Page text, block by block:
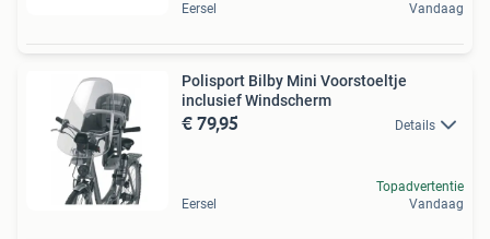
Eersel
Vandaag
Polisport Bilby Mini Voorstoeltje
inclusief Windscherm
€ 79,95 Details
Eersel
Topadvertentie
Vandaag